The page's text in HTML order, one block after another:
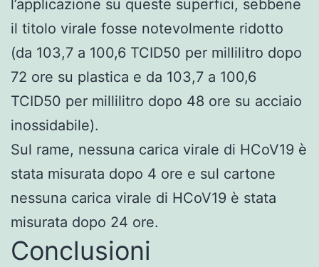
l’applicazione su queste superfici, sebbene
il titolo virale fosse notevolmente ridotto
(da 103,7 a 100,6 TCID50 per millilitro dopo
72 ore su plastica e da 103,7 a 100,6
TCID50 per millilitro dopo 48 ore su acciaio
inossidabile).
Sul rame, nessuna carica virale di HCoV19 è
stata misurata dopo 4 ore e sul cartone
nessuna carica virale di HCoV19 è stata
misurata dopo 24 ore.
Conclusioni